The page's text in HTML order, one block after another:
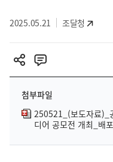
2025.05.21 조달청
첨부파일
250521_(보도자료)_
디어 공모전 개최_배